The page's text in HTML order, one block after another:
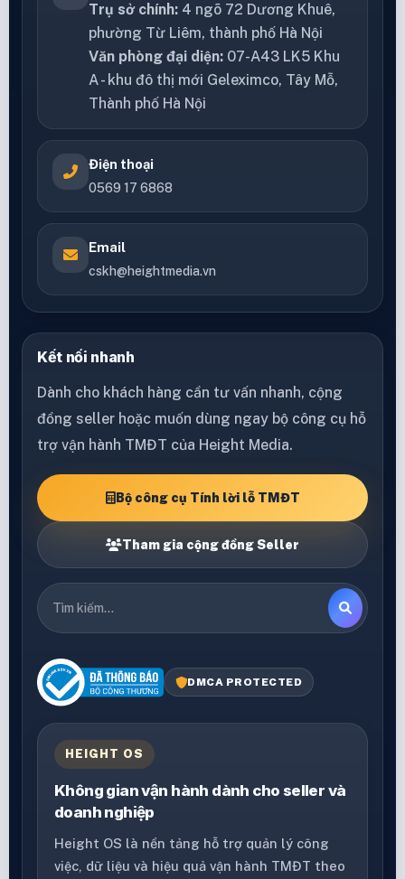
Trụ sở chính: 4 ngõ 72 Dương Khuê,
phường Từ Liêm, thành phố Hà Nội
Văn phòng đại diện: 07-A43 LK5 Khu
A - khu đô thị mới Geleximco, Tây Mỗ,
Thành phố Hà Nội
Điện thoại
0569 17 6868
Email
cskh@heightmedia.vn
Kết nối nhanh
Dành cho khách hàng cần tư vấn nhanh, cộng
đồng seller hoặc muốn dùng ngay bộ công cụ hỗ
trợ vận hành TMĐT của Height Media.
Bộ công cụ Tính lời lỗ TMĐT
Tham gia cộng đồng Seller
DMCA PROTECTED
HEIGHT OS
Không gian vận hành dành cho seller và
doanh nghiệp
Height OS là nền tảng hỗ trợ quản lý công
việc, dữ liệu và hiệu quả vận hành TMĐT theo